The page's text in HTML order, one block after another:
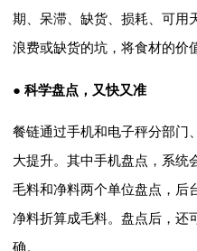
期、呆滞、缺货、损耗、可用
浪费或缺货的坑，将食材的价
● 科学盘点，又快又准
餐链通过手机和电子秤分部门
大提升。其中手机盘点，系统
毛料和净料两个单位盘点，后
净料折算成毛料。盘点后，还
确。